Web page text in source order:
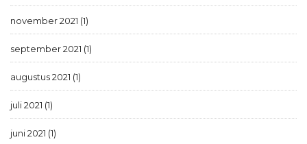
november 2021 (1)
september 2021 (1)
augustus 2021 (1)
juli 2021 (1)
juni 2021 (1)